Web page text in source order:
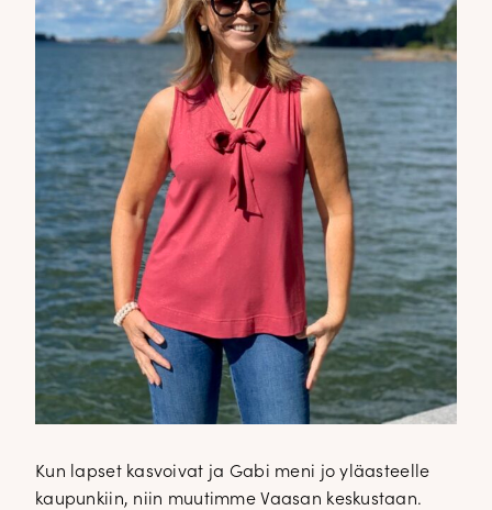
Kun lapset kasvoivat ja Gabi meni jo yläasteelle
kaupunkiin, niin muutimme Vaasan keskustaan.